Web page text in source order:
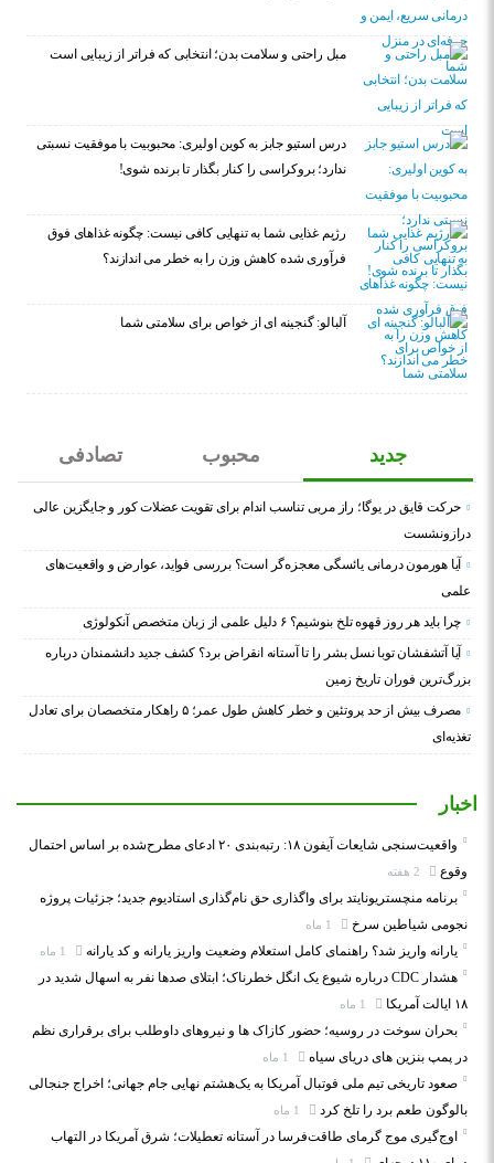
مبل راحتی و سلامت بدن؛ انتخابی که فراتر از زیبایی است
درس استیو جابز به کوین اولیری: محبوبیت با موفقیت نسبتی
ندارد؛ بروکراسی را کنار بگذار تا برنده شوی!
رژیم غذایی شما به تنهایی کافی نیست: چگونه غذاهای فوق
فرآوری شده کاهش وزن را به خطر می اندازند؟
آلبالو: گنجینه ای از خواص برای سلامتی شما
جدید محبوب تصادفی
حرکت قایق در یوگا؛ راز مربی تناسب اندام برای تقویت عضلات کور و جایگزین عالی
درازونشست
آیا هورمون درمانی یائسگی معجزه‌گر است؟ بررسی فواید، عوارض و واقعیت‌های
علمی
چرا باید هر روز قهوه تلخ بنوشیم؟ ۶ دلیل علمی از زبان متخصص آنکولوژی
آیا آتشفشان توبا نسل بشر را تا آستانه انقراض برد؟ کشف جدید دانشمندان درباره
بزرگ‌ترین فوران تاریخ زمین
مصرف بیش از حد پروتئین و خطر کاهش طول عمر؛ ۵ راهکار متخصصان برای تعادل
تغذیه‌ای
اخبار
واقعیت‌سنجی شایعات آیفون ۱۸: رتبه‌بندی ۲۰ ادعای مطرح‌شده بر اساس احتمال
وقوع
برنامه منچستریونایتد برای واگذاری حق نام‌گذاری استادیوم جدید؛ جزئیات پروژه
نجومی شیاطین سرخ
یارانه واریز شد؟ راهنمای کامل استعلام وضعیت واریز یارانه و کد یارانه
هشدار CDC درباره شیوع یک انگل خطرناک؛ ابتلای صدها نفر به اسهال شدید در
۱۸ ایالت آمریکا
بحران سوخت در روسیه؛ حضور کازاک‌ ها و نیروهای داوطلب برای برقراری نظم
در پمپ بنزین‌ های دریای سیاه
صعود تاریخی تیم ملی فوتبال آمریکا به یک‌هشتم نهایی جام جهانی؛ اخراج جنجالی
بالوگون طعم برد را تلخ کرد
اوج‌گیری موج گرمای طاقت‌فرسا در آستانه تعطیلات؛ شرق آمریکا در التهاب